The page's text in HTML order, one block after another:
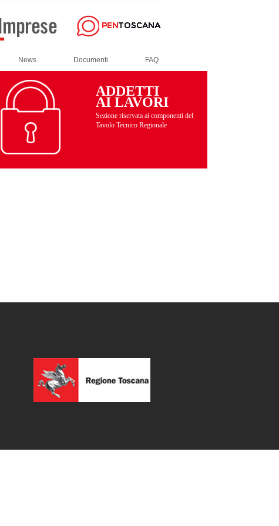
News Documenti FAQ
ADDETTI
AI LAVORI
Sezione riservata ai componenti del
Tavolo Tecnico Regionale